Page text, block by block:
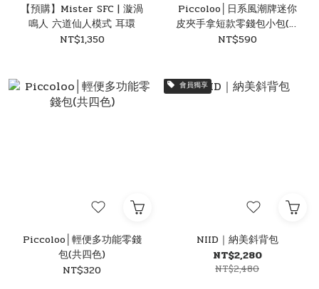
【預購】Mister SFC | 漩渦
鳴人 六道仙人模式 耳環
NT$1,350
Piccoloo│日系風潮牌迷你
皮夾手拿短款零錢包小包(共
五色)
NT$590
Piccoloo│輕便多功能零錢
包(共四色)
NT$320
會員獨享
NIID｜納美斜背包
NT$2,280
NT$2,480